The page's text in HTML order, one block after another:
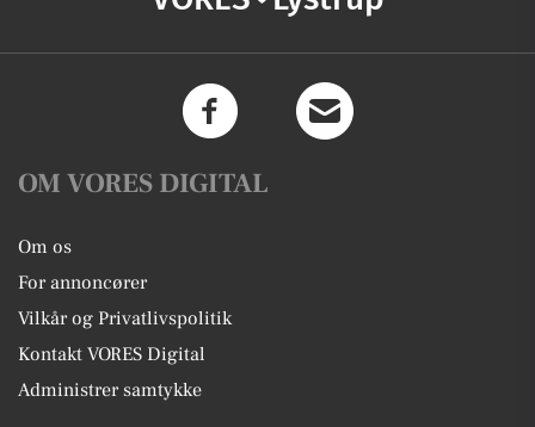
OM VORES DIGITAL
Om os
For annoncører
Vilkår og Privatlivspolitik
Kontakt VORES Digital
Administrer samtykke